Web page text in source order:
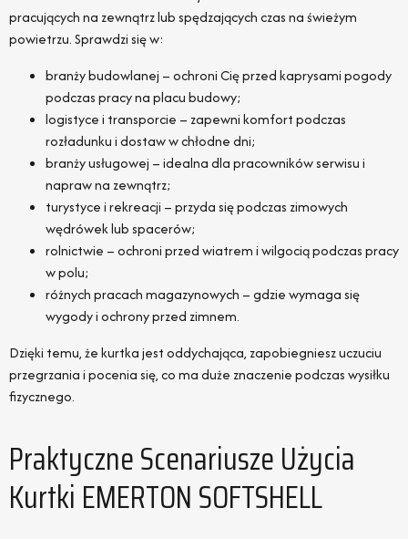
pracujących na zewnątrz lub spędzających czas na świeżym
powietrzu. Sprawdzi się w:
branży budowlanej – ochroni Cię przed kaprysami pogody
podczas pracy na placu budowy;
logistyce i transporcie – zapewni komfort podczas
rozładunku i dostaw w chłodne dni;
branży usługowej – idealna dla pracowników serwisu i
napraw na zewnątrz;
turystyce i rekreacji – przyda się podczas zimowych
wędrówek lub spacerów;
rolnictwie – ochroni przed wiatrem i wilgocią podczas pracy
w polu;
różnych pracach magazynowych – gdzie wymaga się
wygody i ochrony przed zimnem.
Dzięki temu, że kurtka jest oddychająca, zapobiegniesz uczuciu
przegrzania i pocenia się, co ma duże znaczenie podczas wysiłku
fizycznego.
Praktyczne Scenariusze Użycia
Kurtki EMERTON SOFTSHELL